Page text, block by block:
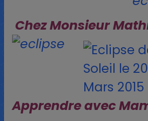
Chez Monsieur
Apprendre avec